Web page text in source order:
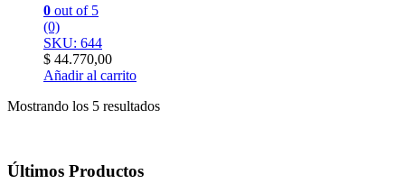
0 out of 5
(0)
SKU: 644
$ 44.770,00
Añadir al carrito
Mostrando los 5 resultados
Últimos Productos